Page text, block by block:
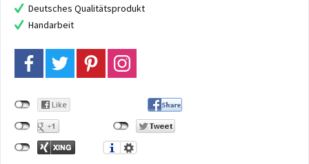
Deutsches Qualitätsprodukt
Handarbeit